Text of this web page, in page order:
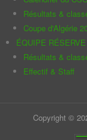
Résultats &
Coupe d'Algérie
ÉQUIPE RÉSERVE
Résultats &
Effectif & Staff
Copyright ©